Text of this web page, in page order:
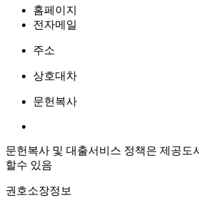
홈페이지
전자메일
주소
상호대차
문헌복사
문헌복사 및 대출서비스 정책은 제공도
할수 있음
권호소장정보